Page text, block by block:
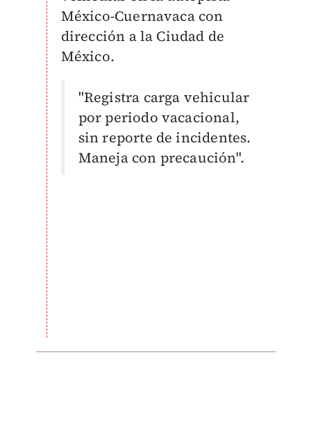
México-Cuernavaca con
dirección a la Ciudad de
México.
"Registra carga vehicular
por periodo vacacional,
sin reporte de incidentes.
Maneja con precaución".